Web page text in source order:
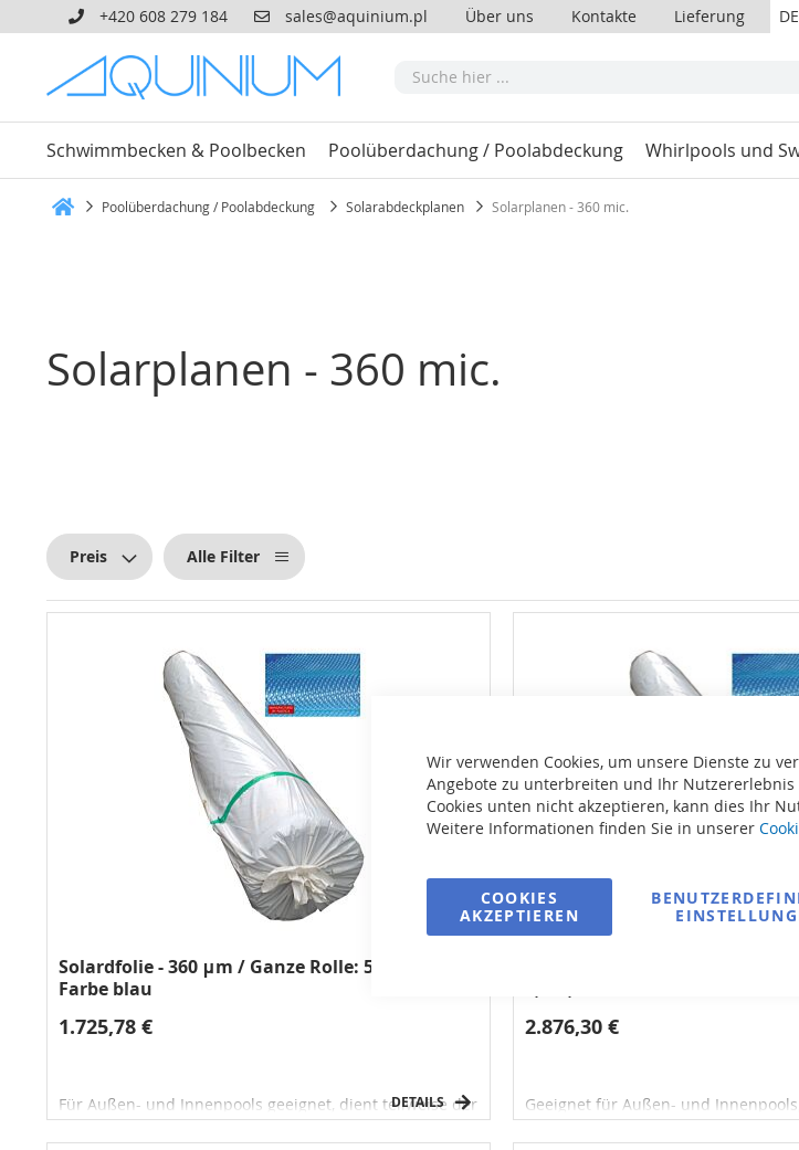
Wir verwenden Cookies, um unsere Dienste zu
Angebote zu unterbreiten und Ihr
Cookies unten nicht akzeptieren, kann dies Ihr
Weitere Informationen finden Sie in unserer
COOKIES
AKZEPTIEREN
+420 608 279 184 sales@aquinium.pl Über uns Kontakte Lieferung DE
Schwimmbecken & Poolbecken Poolüberdachung / Poolabdeckung Whirlpools und
Poolüberdachung / Poolabdeckung Solarabdeckplanen Solarplanen - 360 mic.
Solarplanen - 360 mic.
Preis Alle Filter
Solardfolie - 360 μm / Ganze Rolle: 50 m x 3,6 m,
Farbe blau
1.725,78 €
Für Außen- und Innenpools geeignet, dient teilweise der
Wassererwärmung und reduziert die Verdampfung an
DETAILS
2.876,30 €
Geeignet für Außen- und
zum Wasseraufheizen und